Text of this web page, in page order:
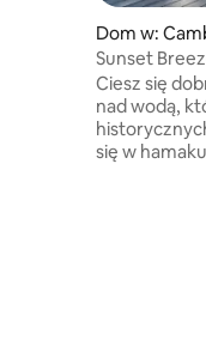
Dom w:
Sunset
wodą
Ciesz się
nad wodą,
się w